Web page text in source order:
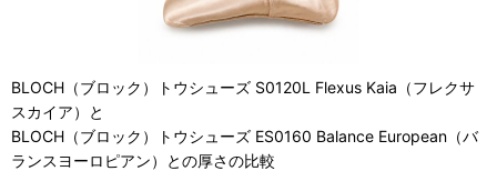
BLOCH（ブロック）トウシューズ S0120L Flexus Kaia（フレクサ
スカイア）と
BLOCH（ブロック）トウシューズ ES0160 Balance European（バ
ランスヨーロピアン）との厚さの比較